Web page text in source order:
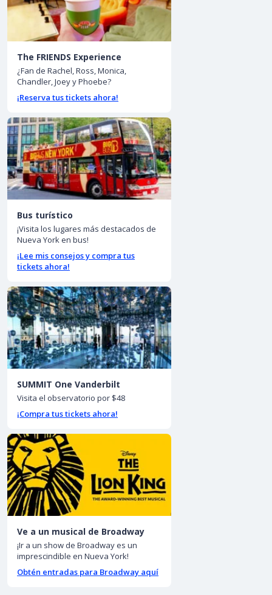
The FRIENDS Experience
¿Fan de Rachel, Ross, Monica,
Chandler, Joey y Phoebe?
¡Reserva tus tickets ahora!
Bus turístico
¡Visita los lugares más destacados de
Nueva York en bus!
¡Lee mis consejos y compra tus
tickets ahora!
SUMMIT One Vanderbilt
Visita el observatorio por $48
¡Compra tus tickets ahora!
Ve a un musical de Broadway
¡Ir a un show de Broadway es un
imprescindible en Nueva York!
Obtén entradas para Broadway aquí